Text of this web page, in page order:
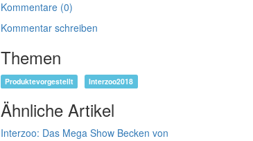
Kommentare (0)
Kommentar schreiben
Themen
Produktevorgestellt Interzoo2018
Ähnliche Artikel
Interzoo: Das Mega Show Becken von